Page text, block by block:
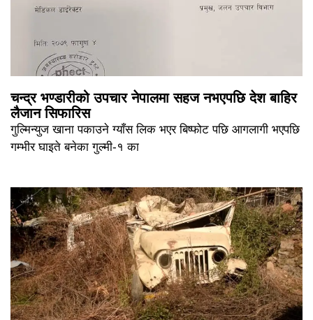
चन्द्र भण्डारीको उपचार नेपालमा सहज नभएपछि देश बाहिर
लैजान सिफारिस
गुल्मिन्युज खाना पकाउने ग्याँस लिक भएर बिष्फोट पछि आगलागी भएपछि
गम्भीर घाइते बनेका गुल्मी-१ का